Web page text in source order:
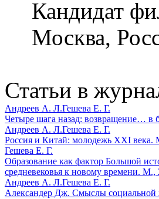
Кандидат
Москва,
Статьи в
Андреев А. Л.Гешева Е. Г.
Четыре шага назад: возвращение… в
Андреев А. Л.Гешева Е. Г.
Россия и Китай: молодежь XXI
Гешева Е. Г.
Образование как фактор Большой
средневековья к новому времени.
Андреев А. Л.Гешева Е. Г.
Александер Дж. Смыслы социальной